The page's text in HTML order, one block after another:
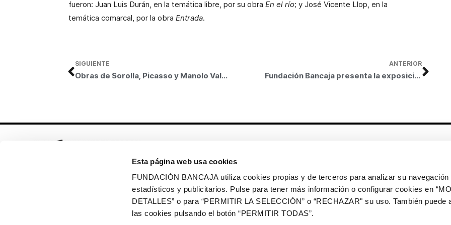
Esta página web usa cookies
FUNDACIÓN BANCAJA utiliza cookies propias y de terceros para analizar su navegación
estadísticos y publicitarios. Pulse para tener más información o configurar cookies en
DETALLES” o para “PERMITIR LA SELECCIÓN” o “RECHAZAR" su uso. También puede
las cookies pulsando el botón “PERMITIR TODAS”.
fueron: Juan Luis Durán, en la temática libre, por su obra En el río; y José Vicente Llop, en la
temática comarcal, por la obra Entrada.
ANTERIOR
Fundación Bancaja presenta la exposición 30 años de diseño industrial en la UPV
SIGUIENTE
Obras de Sorolla, Picasso y Manolo Valdés, en la nueva exposición de verano del Espacio Carmen Thyssen
Colección de arte
Solicitud de imágenes de la
colección de arte
Publicaciones